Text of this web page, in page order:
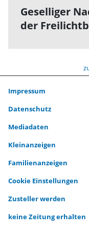
Geselliger
der
Impressum
Datenschutz
Mediadaten
Kleinanzeigen
Familienanzeigen
Cookie Einstellungen
Zusteller werden
keine Zeitung erhalten